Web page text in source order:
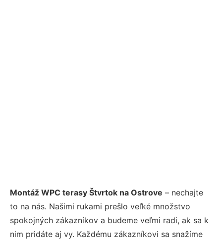
Montáž WPC terasy Štvrtok na Ostrove – nechajte
to na nás. Našimi rukami prešlo veľké množstvo
spokojných zákazníkov a budeme veľmi radi, ak sa k
nim pridáte aj vy. Každému zákazníkovi sa snažíme